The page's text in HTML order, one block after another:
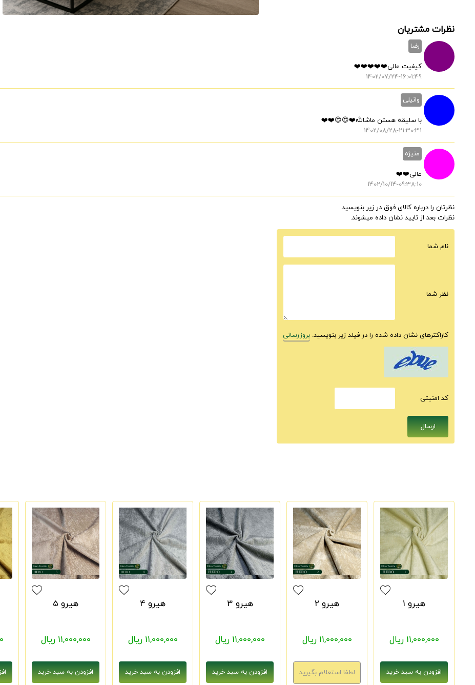
نظرات مشتریان
رضا
کیفیت عالی❤️❤️❤️❤️❤️
1402/07/24-16:01:49
وانیلی
با سلیقه هستن ماشالله❤️😍😍❤️❤️
1402/08/28-21:30:31
منیژه
عالی❤️❤️
1402/10/14-09:38:10
نظرتان را درباره کالای فوق در زیر بنویسید.
نظرات بعد از تایید نشان داده میشوند.
نام شما
نظر شما
کاراکترهای نشان داده شده را در فیلد زیر بنویسید. بروزرسانی
كد امنيتى
هیرو 1
11,000,000 ریال
هیرو 2
11,000,000 ریال
هیرو 3
11,000,000 ریال
هیرو 4
11,000,000 ریال
هیرو 5
11,000,000 ریال